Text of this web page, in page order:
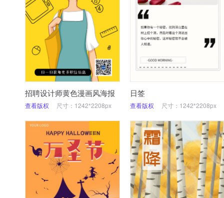
招聘设计师黄色漫画风海报
查看版权 尺寸：1242*2208px
日签
查看版权 尺寸：1242*2208px